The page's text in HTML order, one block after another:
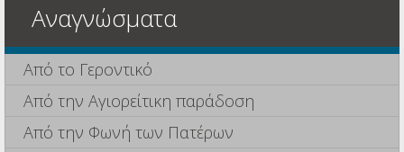
Αναγνώσματα
Από το Γεροντικό
Από την Αγιορείτικη παράδοση
Από την Φωνή των Πατέρων